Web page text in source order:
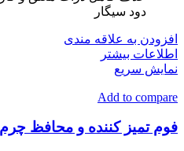
دود سیگار
افزودن به علاقه مندی
اطلاعات بیشتر
نمایش سریع
Add to compare
فوم تمیز کننده و محافظ